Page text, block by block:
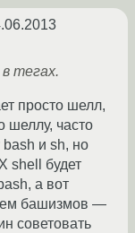
тегах.
просто шелл,
шеллу, часто
и sh, но
shell будет
а вот
башизмов —
советовать